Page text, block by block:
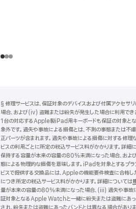
ッ
タ
ー
注
§ 修理サービスは、保証対象のデバイスおよび付属アクセ
場合、および(iv) 盗難または紛失が発生した場合に利用で
1台の対応するApple製iPad用キーボードも保証の対象と
象外です。過失や事故による損傷とは、不測の事態または
正パーツが含まれます。過失や事故による損傷に対する修理
ビスの利用ごとに所定の税込サービス料がかかります。詳細
保持する容量が本来の容量の80%未満になった場合、およ
態による物理的な損傷を意味します。iPadを対象とする
ビスで提供する交換品には、Appleの機能要件検査に合格し
につき所定の税込サービス料がかかります。詳細については
量が本来の容量の80%未満になった場合、(iii) 過失や事故
証対象となるApple Watchと一緒に紛失または盗難にあっ